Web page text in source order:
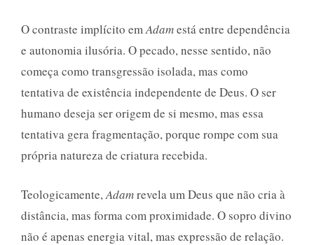
O contraste implícito emAdamestá entre dependência
e autonomia ilusória. O pecado, nesse sentido, não
começa como transgressão isolada, mas como
tentativa de existência independente de Deus. O ser
humano deseja ser origem de si mesmo, mas essa
tentativa gera fragmentação, porque rompe com sua
própria natureza de criatura recebida.
Teologicamente, Adamrevela um Deus que não cria à
distância, mas forma com proximidade. O sopro divino
não é apenas energia vital, mas expressão de relação.